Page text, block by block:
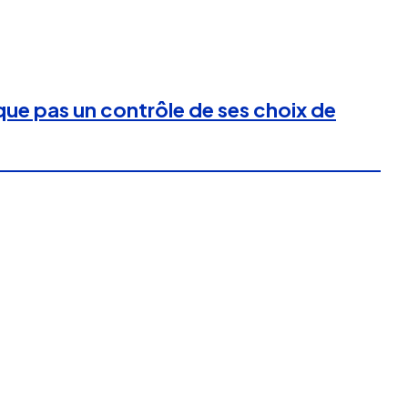
pas un contrôle de ses choix de